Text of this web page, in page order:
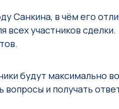
Санкина, в чём его
всех участников сделки.
будут максимально
вопросы и получать